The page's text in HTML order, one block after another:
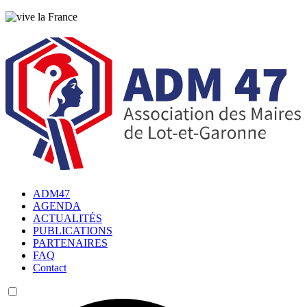
ADM47
AGENDA
ACTUALITÉS
PUBLICATIONS
PARTENAIRES
FAQ
Contact